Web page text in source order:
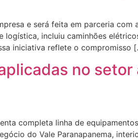
e será feita em parceria
incluiu caminhões
iniciativa reflete o compromisso
no
completa linha de
do Vale Paranapanema,